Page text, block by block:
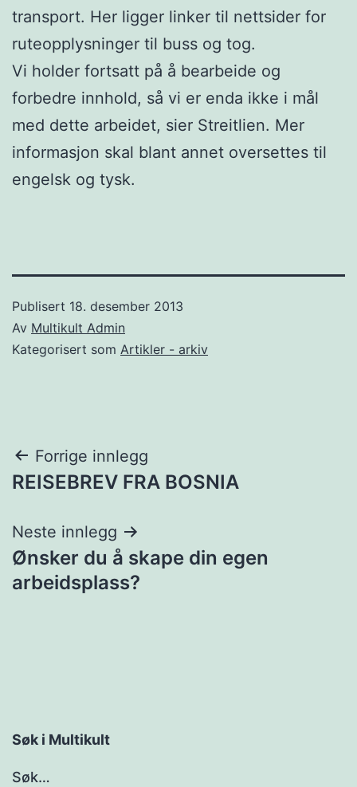
transport. Her ligger linker til nettsider for
ruteopplysninger til buss og tog.
Vi holder fortsatt på å bearbeide og
forbedre innhold, så vi er enda ikke i mål
med dette arbeidet, sier Streitlien. Mer
informasjon skal blant annet oversettes til
engelsk og tysk.
Publisert 18. desember 2013
Av Multikult Admin
Kategorisert som Artikler - arkiv
Innleggsnavigasjon
Forrige innlegg
REISEBREV FRA BOSNIA
Neste innlegg
Ønsker du å skape din egen
arbeidsplass?
Søk i Multikult
Søk…